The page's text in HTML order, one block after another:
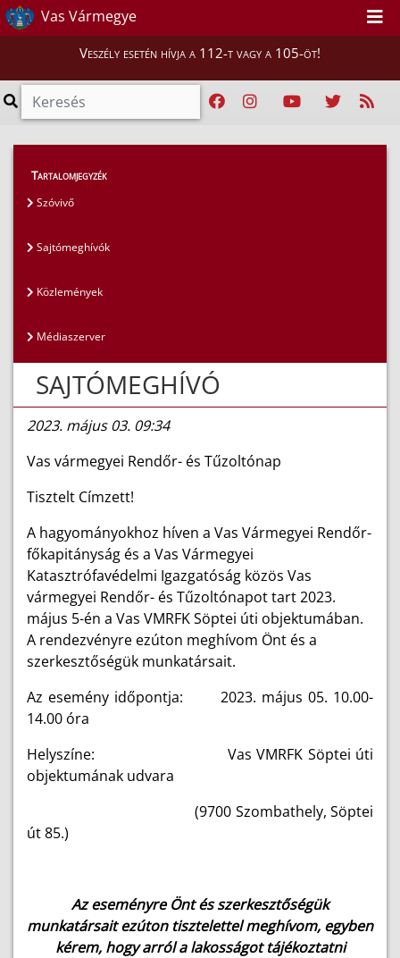
Vas Vármegye
Veszély esetén hívja a 112-t vagy a 105-öt!
Magunkról
Tartalomjegyzék
Szóvivő
Sajtómeghívók
Közlemények
Médiaszerver
SAJTÓMEGHÍVÓ
2023. május 03. 09:34
Vas vármegyei Rendőr- és Tűzoltónap
Tisztelt Címzett!
A hagyományokhoz híven a Vas Vármegyei Rendőr-
főkapitányság és a Vas Vármegyei
Katasztrófavédelmi Igazgatóság közös Vas
vármegyei Rendőr- és Tűzoltónapot tart 2023.
május 5-én a Vas VMRFK Söptei úti objektumában.
A rendezvényre ezúton meghívom Önt és a
szerkesztőségük munkatársait.
Az esemény időpontja: 2023. május 05. 10.00-
14.00 óra
Helyszíne: Vas VMRFK Söptei úti
objektumának udvara
(9700 Szombathely, Söptei
út 85.)
Az eseményre Önt és szerkesztőségük
munkatársait ezúton tisztelettel meghívom, egyben
kérem, hogy arról a lakosságot tájékoztatni